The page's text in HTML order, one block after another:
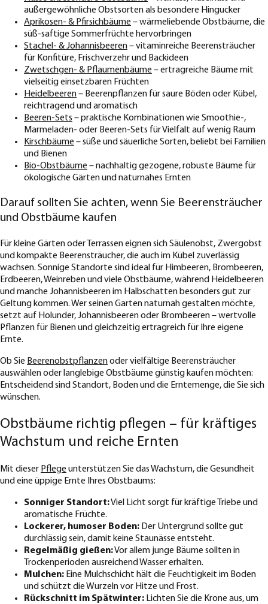
außergewöhnliche Obstsorten als besondere Hingucker
Aprikosen- & Pfirsichbäume – wärmeliebende Obstbäume, die
süß-saftige Sommerfrüchte hervorbringen
Stachel- & Johannisbeeren– vitaminreiche Beerensträucher
für Konfitüre, Frischverzehr und Backideen
Zwetschgen- & Pflaumenbäume – ertragreiche Bäume mit
vielseitig einsetzbaren Früchten
Heidelbeeren– Beerenpflanzen für saure Böden oder Kübel,
reichtragend und aromatisch
Beeren-Sets – praktische Kombinationen wie Smoothie-,
Marmeladen- oder Beeren-Sets für Vielfalt auf wenig Raum
Kirschbäume – süße und säuerliche Sorten, beliebt bei Familien
und Bienen
Bio-Obstbäume – nachhaltig gezogene, robuste Bäume für
ökologische Gärten und naturnahes Ernten
Darauf sollten Sie achten, wenn Sie Beerensträucher
und Obstbäume kaufen
Für kleine Gärten oder Terrassen eignen sich Säulenobst, Zwergobst
und kompakte Beerensträucher, die auch im Kübel zuverlässig
wachsen. Sonnige Standorte sind ideal für Himbeeren, Brombeeren,
Erdbeeren, Weinreben und viele Obstbäume, während Heidelbeeren
und manche Johannisbeeren im Halbschatten besonders gut zur
Geltung kommen. Wer seinen Garten naturnah gestalten möchte,
setzt auf Holunder, Johannisbeeren oder Brombeeren – wertvolle
Pflanzen für Bienen und gleichzeitig ertragreich für Ihre eigene
Ernte.
Ob Sie Beerenobstpflanzenoder vielfältige Beerensträucher
auswählen oder langlebige Obstbäume günstig kaufen möchten:
Entscheidend sind Standort, Boden und die Erntemenge, die Sie sich
wünschen.
Obstbäume richtig pflegen – für kräftiges
Wachstum und reiche Ernten
Mit dieser Pflege unterstützen Sie das Wachstum, die Gesundheit
und eine üppige Ernte Ihres Obstbaums:
Sonniger Standort:Viel Licht sorgt für kräftige Triebe und
aromatische Früchte.
Lockerer, humoser Boden: Der Untergrund sollte gut
durchlässig sein, damit keine Staunässe entsteht.
Regelmäßig gießen:Vor allem junge Bäume sollten in
Trockenperioden ausreichend Wasser erhalten.
Mulchen: Eine Mulchschicht hält die Feuchtigkeit im Boden
und schützt die Wurzeln vor Hitze und Frost.
Rückschnitt im Spätwinter: Lichten Sie die Krone aus, um